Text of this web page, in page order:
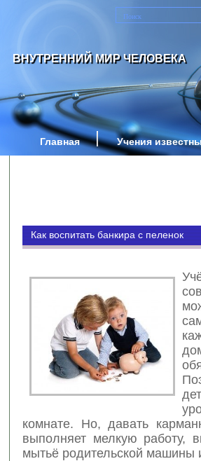
ВНУТРЕННИЙ МИР ЧЕЛОВЕКА
Главная Учения
Как воспитать банкира с пеленок
комнате. Но, давать
выполняет мелкую работу,
мытьё родительской машины